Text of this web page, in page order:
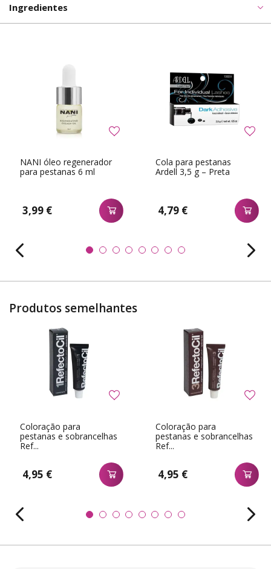
Ingredientes
NANI óleo regenerador
para pestanas 6 ml
3,99 €
Cola para pestanas
Ardell 3,5 g – Preta
4,79 €
Produtos semelhantes
Coloração para
pestanas e sobrancelhas
Ref...
4,95 €
Coloração para
pestanas e sobrancelhas
Ref...
4,95 €